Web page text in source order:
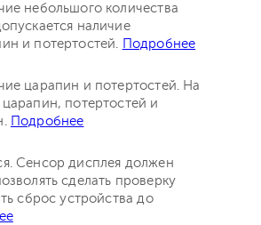
небольшого количества
наличие
и потертостей. Подробнее
царапин и потертостей. На
потертостей и
Подробнее
Сенсор дисплея должен
сделать проверку
сброс устройства до